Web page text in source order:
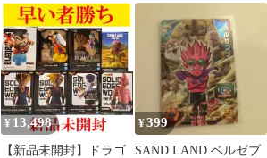
ギュア VA PIECE
SAND LAND サンドラ
ンド国王軍戦車隊104号
¥ 13,498
【新品未開封】ドラゴ
¥399
SAND LAND ベルゼブ